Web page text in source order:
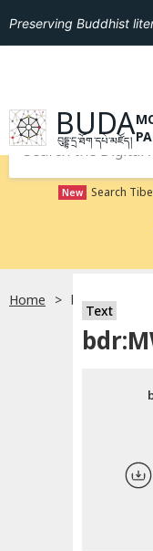
Preserving Buddhist
GO TO
BUDA
བུདྡྷ་དྲ་ཐོག་དཔེ་མཛོད།
New Search
Home
Text